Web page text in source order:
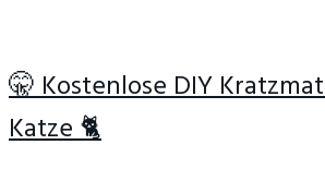
🤫 Kostenlose DIY
Katze 🐈